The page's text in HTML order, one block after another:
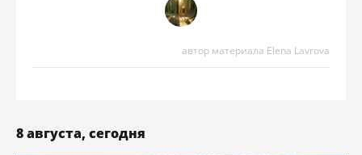
автор материала Elena Lavrova
8 августа, сегодня